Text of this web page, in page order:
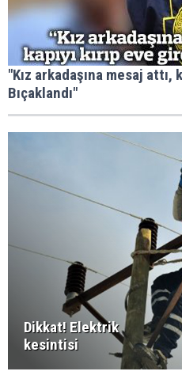
"Kız arkadaşına mesaj attı,
Bıçaklandı"
Dikkat! Elektrik
kesintisi